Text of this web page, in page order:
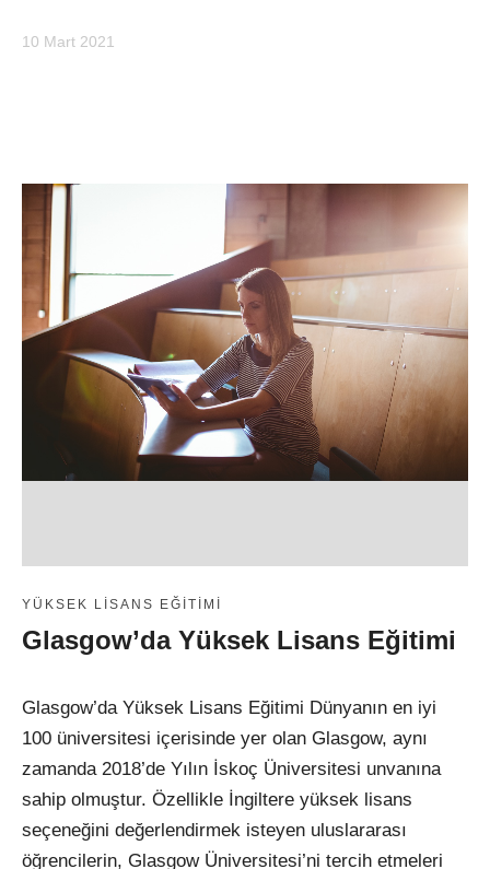
10 Mart 2021
YÜKSEK LISANS EĞITIMI
Glasgow’da Yüksek Lisans Eğitimi
Glasgow’da Yüksek Lisans Eğitimi Dünyanın en iyi
100 üniversitesi içerisinde yer olan Glasgow, aynı
zamanda 2018’de Yılın İskoç Üniversitesi unvanına
sahip olmuştur. Özellikle İngiltere yüksek lisans
seçeneğini değerlendirmek isteyen uluslararası
öğrencilerin, Glasgow Üniversitesi’ni tercih etmeleri